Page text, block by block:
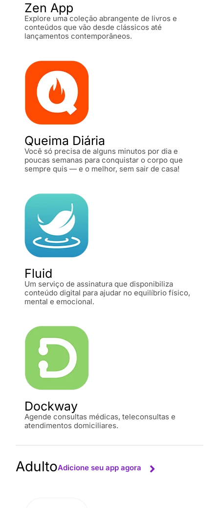
Zen App
Explore uma coleção abrangente de livros e
conteúdos que vão desde clássicos até
lançamentos contemporâneos.
Queima Diária
Você só precisa de alguns minutos por dia e
poucas semanas para conquistar o corpo que
sempre quis — e o melhor, sem sair de casa!
Fluid
Um serviço de assinatura que disponibiliza
conteúdo digital para ajudar no equilíbrio físico,
mental e emocional.
Dockway
Agende consultas médicas, teleconsultas e
atendimentos domiciliares.
AdultoAdicione seu app agora